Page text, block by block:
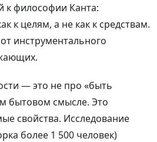
к философии Канта:
к целям, а не как к средствам.
инструментального
— это не про «быть
бытовом смысле. Это
свойства. Исследование
более 1 500 человек)